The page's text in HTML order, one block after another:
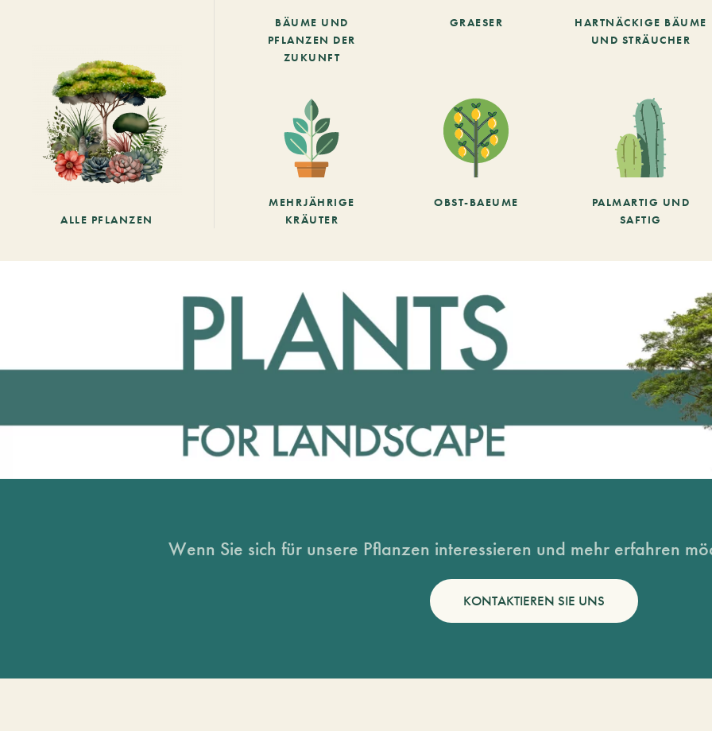
ALLE PFLANZEN
BÄUME UND
PFLANZEN DER
ZUKUNFT
GRAESER
HARTNÄCKIGE BÄUME
UND STRÄUCHER
MEHRJÄHRIGE
KRÄUTER
OBST-BAEUME
PALMARTIG UND
SAFTIG
Wenn Sie sich für unsere Pflanzen interessieren und mehr erfahren
KONTAKTIEREN SIE UNS